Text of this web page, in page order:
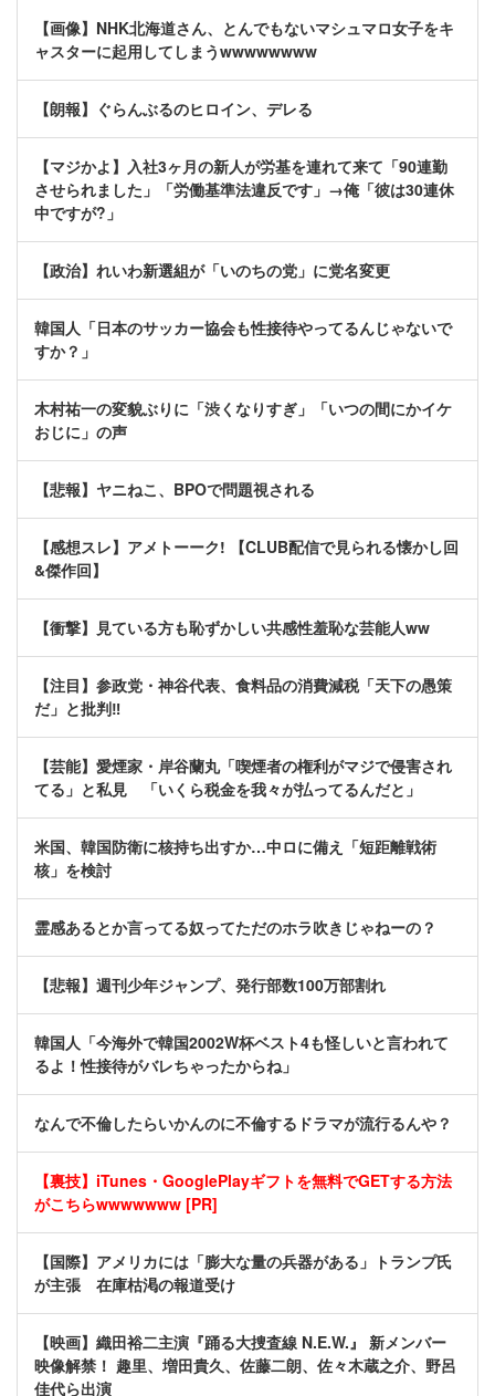
【画像】NHK北海道さん、とんでもないマシュマロ女子をキ
ャスターに起用してしまうwwwwwwww
【朗報】ぐらんぶるのヒロイン、デレる
【マジかよ】入社3ヶ月の新人が労基を連れて来て「90連勤
させられました」「労働基準法違反です」→俺「彼は30連休
中ですが?」
【政治】れいわ新選組が「いのちの党」に党名変更
韓国人「日本のサッカー協会も性接待やってるんじゃないで
すか？」
木村祐一の変貌ぶりに「渋くなりすぎ」「いつの間にかイケ
おじに」の声
【悲報】ヤニねこ、BPOで問題視される
【感想スレ】アメトーーク! 【CLUB配信で見られる懐かし回
&傑作回】
【衝撃】見ている方も恥ずかしい共感性羞恥な芸能人ww
【注目】参政党・神谷代表、食料品の消費減税「天下の愚策
だ」と批判‼
【芸能】愛煙家・岸谷蘭丸「喫煙者の権利がマジで侵害され
てる」と私見 「いくら税金を我々が払ってるんだと」
米国、韓国防衛に核持ち出すか…中ロに備え「短距離戦術
核」を検討
霊感あるとか言ってる奴ってただのホラ吹きじゃねーの？
【悲報】週刊少年ジャンプ、発行部数100万部割れ
韓国人「今海外で韓国2002W杯ベスト4も怪しいと言われて
るよ！性接待がバレちゃったからね」
なんで不倫したらいかんのに不倫するドラマが流行るんや？
【裏技】iTunes・GooglePlayギフトを無料でGETする方法
がこちらwwwwwww [PR]
【国際】アメリカには「膨大な量の兵器がある」トランプ氏
が主張 在庫枯渇の報道受け
【映画】織田裕二主演『踊る大捜査線 N.E.W.』 新メンバー
映像解禁！ 趣里、増田貴久、佐藤二朗、佐々木蔵之介、野呂
佳代ら出演